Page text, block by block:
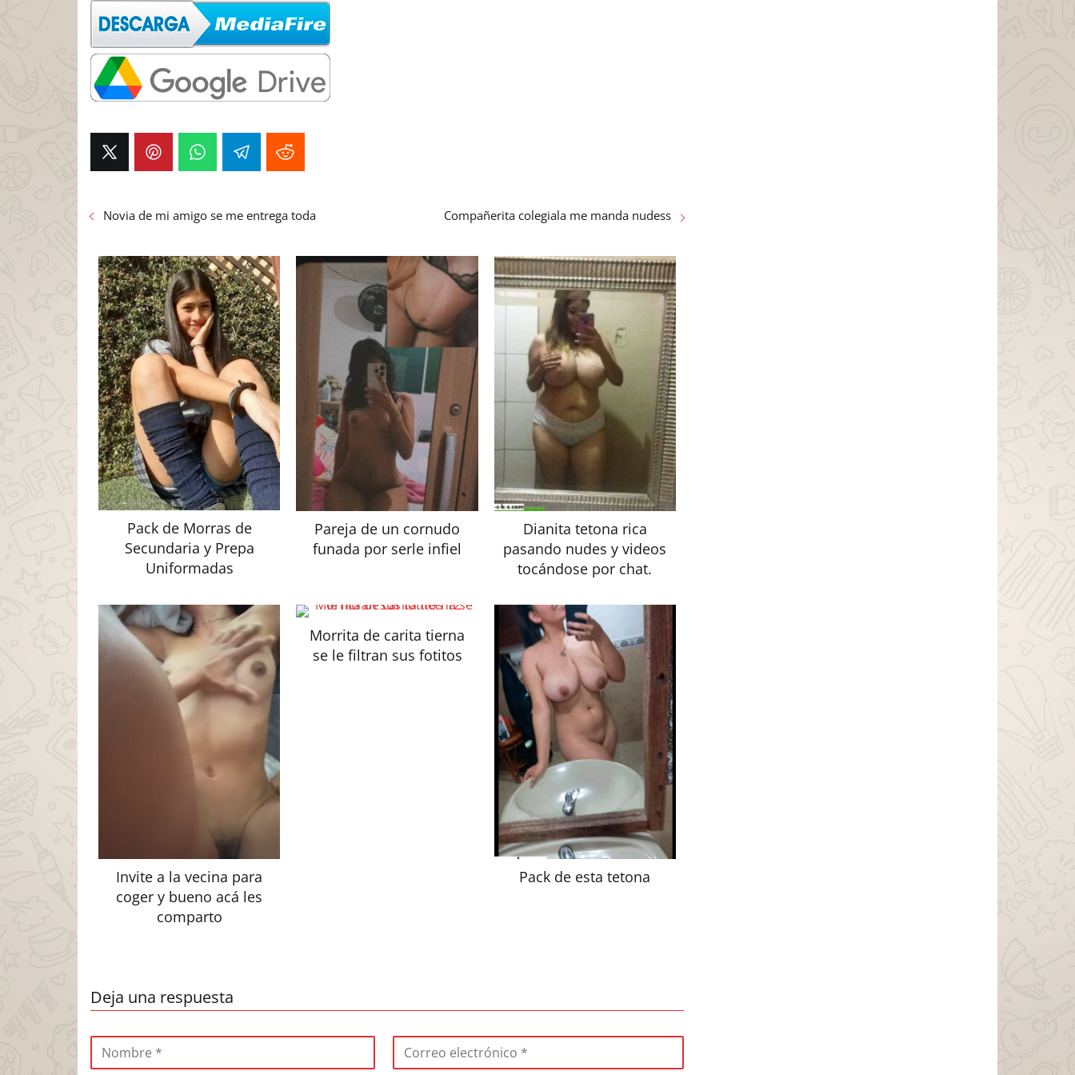
Novia de mi amigo se me entrega toda Compañerita colegiala me manda nudess
Pack de Morras de
Secundaria y Prepa
Uniformadas
Pareja de un cornudo
funada por serle infiel
Dianita tetona rica
pasando nudes y videos
tocándose por chat.
Invite a la vecina para
coger y bueno acá les
comparto
Morrita de carita tierna
se le filtran sus fotitos
Pack de esta tetona
Deja una respuesta